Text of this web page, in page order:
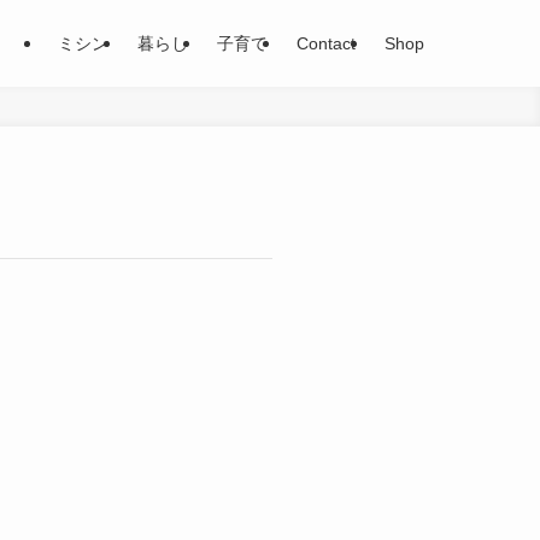
ミシン 暮らし 子育て Contact Shop